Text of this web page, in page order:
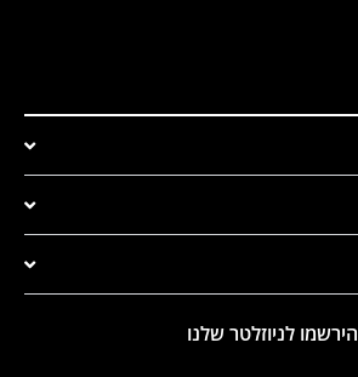
הירשמו לניוזלטר שלנו